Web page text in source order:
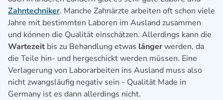
Zahntechniker. Manche Zahnärzte arbeiten oft schon viele
Jahre mit bestimmten Laboren im Ausland zusammen
und können die Qualität einschätzen. Allerdings kann die
Wartezeit bis zu Behandlung etwas längerwerden, da
die Teile hin- und hergeschickt werden müssen. Eine
Verlagerung von Laborarbeiten ins Ausland muss also
nicht zwangsläufig negativ sein - Qualität Made in
Germany ist es dann allerdings nicht.